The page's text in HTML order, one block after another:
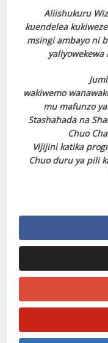
Aliishukuru
kuendelea
msingi ambayo ni
wakiwemo
mu mafunzo
Stashahada na
Chuo
Vijijini katika
Chuo duru ya pili